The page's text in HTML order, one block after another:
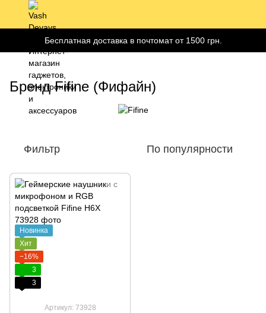
Бесплатная доставка в почтомат от 1500 грн.
Бренд Fifine (Фифайн)
Фильтр По популярности
Новинка
Хит
−16%
3
3
Артикул: 73928